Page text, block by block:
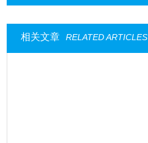
相关文章 RELATED ARTICLES